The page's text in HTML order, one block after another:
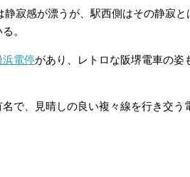
寂感が漂うが、駅西側はその静寂
。
浜電停があり、レトロな阪堺電車の姿
で、見晴しの良い複々線を行き交う